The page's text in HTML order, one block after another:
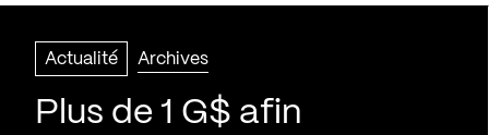
Actualité Archives
Plus de 1 G$ afin